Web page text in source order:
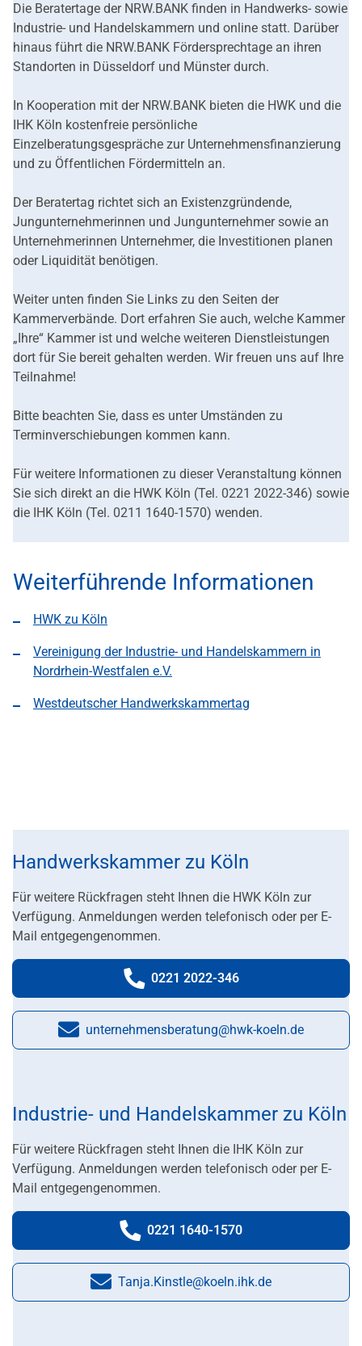
Die Beratertage der NRW.BANK finden in Handwerks- sowie
Industrie- und Handelskammern und online statt. Darüber
hinaus führt die NRW.BANK Fördersprechtage an ihren
Standorten in Düsseldorf und Münster durch.
In Kooperation mit der NRW.BANK bieten die HWK und die
IHK Köln kostenfreie persönliche
Einzelberatungsgespräche zur Unternehmensfinanzierung
und zu Öffentlichen Fördermitteln an.
Der Beratertag richtet sich an Existenzgründende,
Jungunternehmerinnen und Jungunternehmer sowie an
Unternehmerinnen Unternehmer, die Investitionen planen
oder Liquidität benötigen.
Weiter unten finden Sie Links zu den Seiten der
Kammerverbände. Dort erfahren Sie auch, welche Kammer
„Ihre“ Kammer ist und welche weiteren Dienstleistungen
dort für Sie bereit gehalten werden. Wir freuen uns auf Ihre
Teilnahme!
Bitte beachten Sie, dass es unter Umständen zu
Terminverschiebungen kommen kann.
Für weitere Informationen zu dieser Veranstaltung können
Sie sich direkt an die HWK Köln (Tel. 0221 2022-346) sowie
die IHK Köln (Tel. 0211 1640-1570) wenden.
Weiterführende Informationen
HWK zu Köln
Vereinigung der Industrie- und Handelskammern in
Nordrhein-Westfalen e.V.
Westdeutscher Handwerkskammertag
Handwerkskammer zu Köln
Für weitere Rückfragen steht Ihnen die HWK Köln zur
Verfügung. Anmeldungen werden telefonisch oder per E-
Mail entgegengenommen.
Telefonnummer:
0221 2022-346
E-Mail:
unternehmensberatung@hwk-koeln.de
Industrie- und Handelskammer zu Köln
Für weitere Rückfragen steht Ihnen die IHK Köln zur
Verfügung. Anmeldungen werden telefonisch oder per E-
Mail entgegengenommen.
Telefonnummer:
0221 1640-1570
E-Mail:
Tanja.Kinstle@koeln.ihk.de